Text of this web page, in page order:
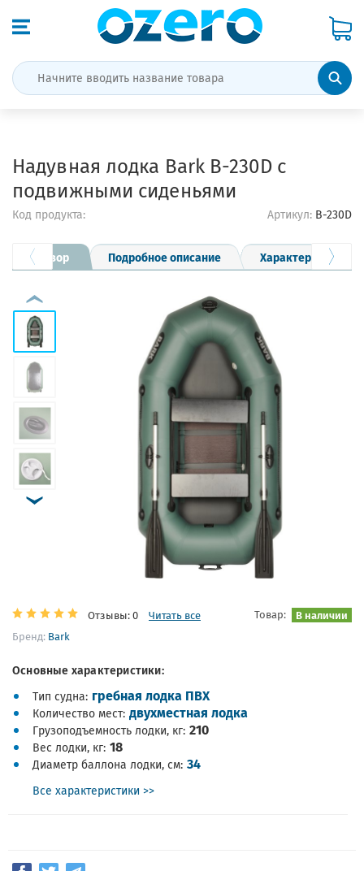
Надувная лодка Bark B-230D с
подвижными сиденьями
Код продукта: Артикул: B-230D
Обзор Подробное описание Характеристики
Отзывы: 0 Читать все Товар: В наличии
Бренд: Bark
Основные характеристики:
Тип судна гребная лодка ПВХ
Количество мест двухместная лодка
Грузоподъемность лодки, кг 210
Вес лодки, кг 18
Диаметр баллона лодки, см 34
Все характеристики >>